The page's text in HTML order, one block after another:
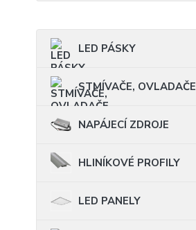
LED PÁSKY
STMÍVAČE, OVLADAČE
NAPÁJECÍ ZDROJE
HLINÍKOVÉ PROFILY
LED PANELY